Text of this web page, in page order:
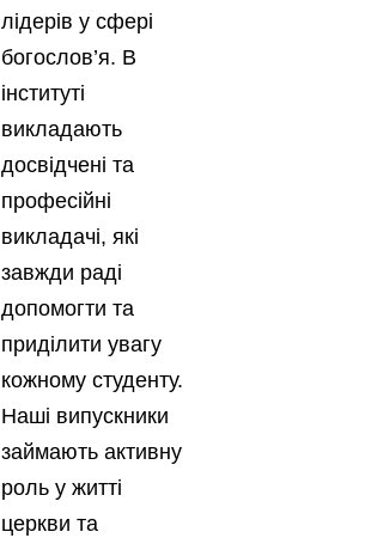
лідерів у сфері
богослов’я. В
інституті
викладають
досвідчені та
професійні
викладачі, які
завжди раді
допомогти та
приділити увагу
кожному студенту.
Наші випускники
займають активну
роль у житті
церкви та